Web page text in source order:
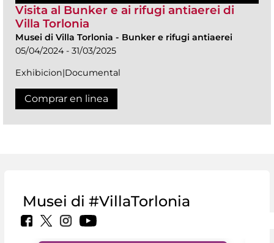
Visita al Bunker e ai rifugi antiaerei di
Villa Torlonia
Musei di Villa Torlonia - Bunker e rifugi antiaerei
05/04/2024 - 31/03/2025
Exhibicion|Documental
Comprar en linea
Musei di #VillaTorlonia